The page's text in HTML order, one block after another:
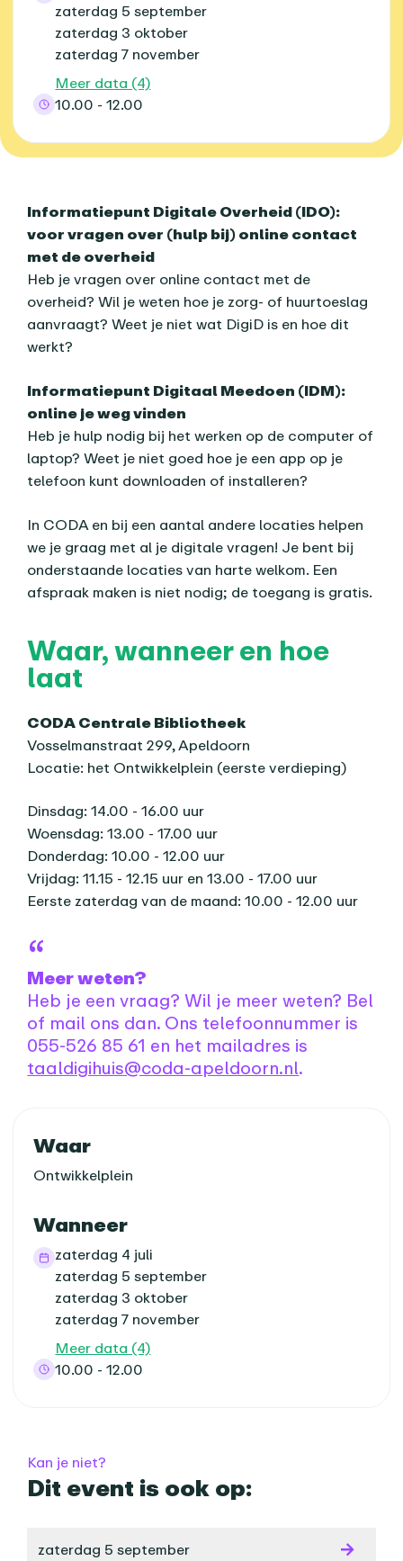
zaterdag 5 september
zaterdag 3 oktober
zaterdag 7 november
Meer data (4)
10.00 - 12.00
Over dit agenda-item
Informatiepunt Digitale Overheid (IDO):
voor vragen over (hulp bij) online contact
met de overheid
Heb je vragen over online contact met de
overheid? Wil je weten hoe je zorg- of huurtoeslag
aanvraagt? Weet je niet wat DigiD is en hoe dit
werkt?
Informatiepunt Digitaal Meedoen (IDM):
online je weg vinden
Heb je hulp nodig bij het werken op de computer of
laptop? Weet je niet goed hoe je een app op je
telefoon kunt downloaden of installeren?
In CODA en bij een aantal andere locaties helpen
we je graag met al je digitale vragen! Je bent bij
onderstaande locaties van harte welkom. Een
afspraak maken is niet nodig; de toegang is gratis.
Waar, wanneer en hoe
laat
CODA Centrale Bibliotheek
Vosselmanstraat 299, Apeldoorn
Locatie: het Ontwikkelplein (eerste verdieping)
Dinsdag: 14.00 - 16.00 uur
Woensdag: 13.00 - 17.00 uur
Donderdag: 10.00 - 12.00 uur
Vrijdag: 11.15 - 12.15 uur en 13.00 - 17.00 uur
Eerste zaterdag van de maand: 10.00 - 12.00 uur
Meer weten?
Heb je een vraag? Wil je meer weten? Bel
of mail ons dan. Ons telefoonnummer is
055-526 85 61 en het mailadres is
taaldigihuis@coda-apeldoorn.nl.
Praktische informatie
Waar
Ontwikkelplein
Wanneer
zaterdag 4 juli
zaterdag 5 september
zaterdag 3 oktober
zaterdag 7 november
Meer data (4)
10.00 - 12.00
Kan je niet?
Dit event is ook op:
zaterdag 5 september